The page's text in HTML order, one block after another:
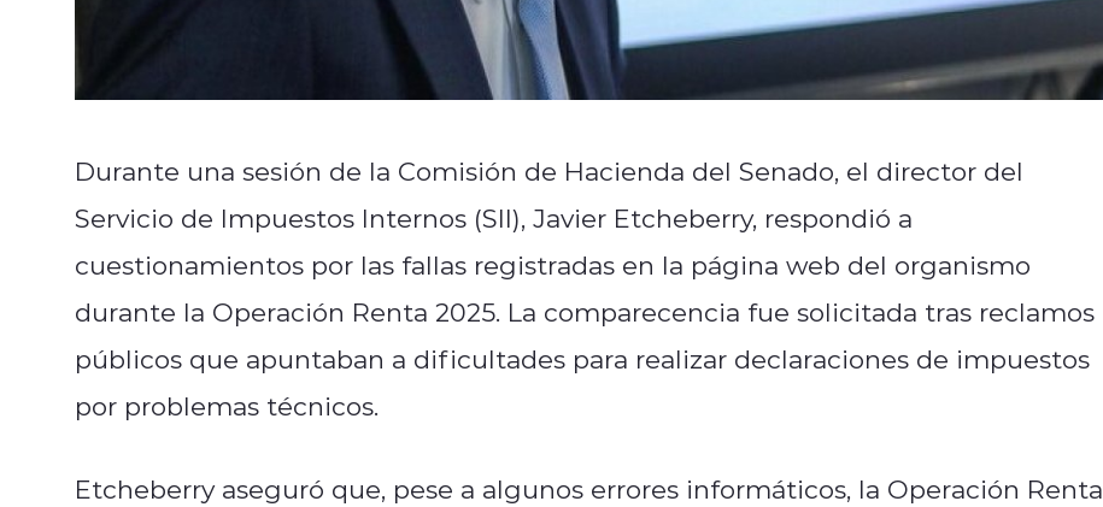
Durante una sesión de la Comisión de Hacienda del Senado, el director del
Servicio de Impuestos Internos (SII), Javier Etcheberry, respondió a
cuestionamientos por las fallas registradas en la página web del organismo
durante la Operación Renta 2025. La comparecencia fue solicitada tras reclamos
públicos que apuntaban a dificultades para realizar declaraciones de impuestos
por problemas técnicos.
Etcheberry aseguró que, pese a algunos errores informáticos, la Operación Renta